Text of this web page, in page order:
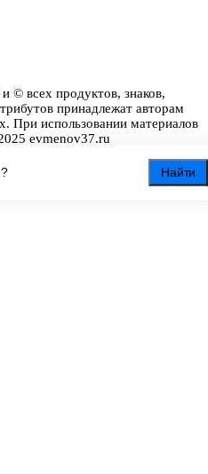
Найти
всех продуктов, знаков,
принадлежат авторам
При использовании материалов
evmenov37.ru